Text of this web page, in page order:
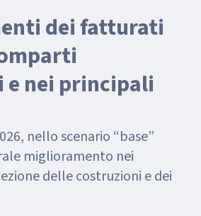
dei fatturati
nei principali
nello scenario “base”
miglioramento nei
delle costruzioni e dei